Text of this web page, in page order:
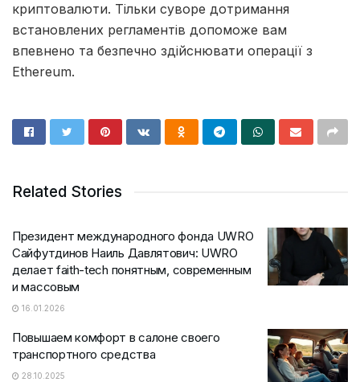
криптовалюти. Тільки суворе дотримання
встановлених регламентів допоможе вам
впевнено та безпечно здійснювати операції з
Ethereum.
Related Stories
Президент международного фонда UWRO
Сайфутдинов Наиль Давлятович: UWRO
делает faith-tech понятным, современным
и массовым
16.01.2026
Повышаем комфорт в салоне своего
транспортного средства
28.10.2025